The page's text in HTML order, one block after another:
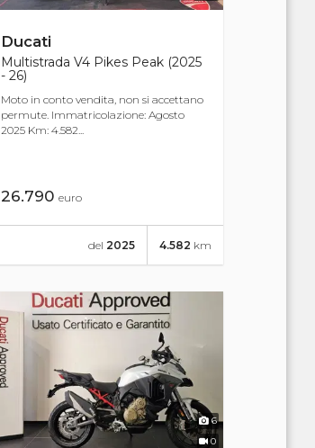
Ducati
Multistrada V4 Pikes Peak (2025
- 26)
Moto in conto vendita, non si accettano
permute. Immatricolazione: Agosto
2025 Km: 4.582...
26.790euro
4.582 km
del 2025
6
0